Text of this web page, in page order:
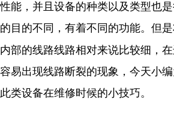
性能，并且设备的种类以及类型也
的目的不同，有着不同的功能。但是
内部的线路线路相对来说比较细，
容易出现线路断裂的现象，今天小
此类设备在维修时候的小技巧。